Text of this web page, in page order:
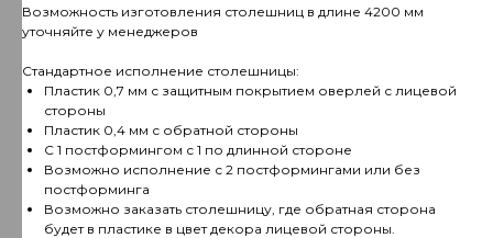
Возможность изготовления столешниц в длине 4200 мм
уточняйте у менеджеров
Стандартное исполнение столешницы:
Пластик 0,7 мм с защитным покрытием оверлей с лицевой
стороны
Пластик 0,4 мм с обратной стороны
С 1 постформингом с 1 по длинной стороне
Возможно исполнение с 2 постформингами или без
постформинга
Возможно заказать столешницу, где обратная сторона
будет в пластике в цвет декора лицевой стороны.